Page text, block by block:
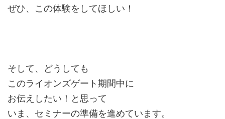
ぜひ、この体験をしてほしい！
そして、どうしても
このライオンズゲート期間中に
お伝えしたい！と思って
いま、セミナーの準備を進めています。